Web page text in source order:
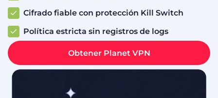
Cifrado fiable con protección Kill Switch
Política estricta sin registros de logs
Obtener Planet VPN